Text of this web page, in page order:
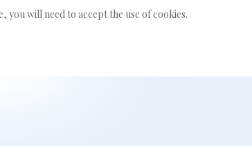
you will need to accept the use of cookies.